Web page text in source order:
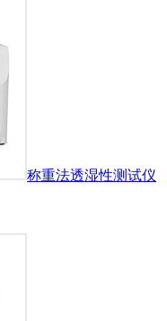
称重法透湿性测试仪